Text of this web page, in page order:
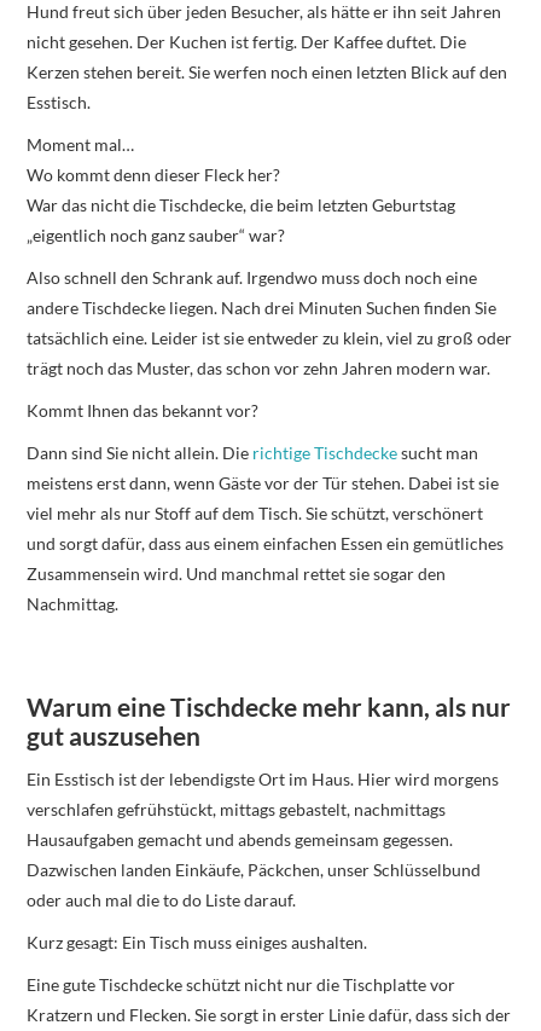
Hund freut sich über jeden Besucher, als hätte er ihn seit Jahren
nicht gesehen. Der Kuchen ist fertig. Der Kaffee duftet. Die
Kerzen stehen bereit. Sie werfen noch einen letzten Blick auf den
Esstisch.
Moment mal…
Wo kommt denn dieser Fleck her?
War das nicht die Tischdecke, die beim letzten Geburtstag
„eigentlich noch ganz sauber“ war?
Also schnell den Schrank auf. Irgendwo muss doch noch eine
andere Tischdecke liegen. Nach drei Minuten Suchen finden Sie
tatsächlich eine. Leider ist sie entweder zu klein, viel zu groß oder
trägt noch das Muster, das schon vor zehn Jahren modern war.
Kommt Ihnen das bekannt vor?
Dann sind Sie nicht allein. Die richtige Tischdeckesucht man
meistens erst dann, wenn Gäste vor der Tür stehen. Dabei ist sie
viel mehr als nur Stoff auf dem Tisch. Sie schützt, verschönert
und sorgt dafür, dass aus einem einfachen Essen ein gemütliches
Zusammensein wird. Und manchmal rettet sie sogar den
Nachmittag.
Warum eine Tischdecke mehr kann, als nur
gut auszusehen
Ein Esstisch ist der lebendigste Ort im Haus. Hier wird morgens
verschlafen gefrühstückt, mittags gebastelt, nachmittags
Hausaufgaben gemacht und abends gemeinsam gegessen.
Dazwischen landen Einkäufe, Päckchen, unser Schlüsselbund
oder auch mal die to do Liste darauf.
Kurz gesagt: Ein Tisch muss einiges aushalten.
Eine gute Tischdecke schützt nicht nur die Tischplatte vor
Kratzern und Flecken. Sie sorgt in erster Linie dafür, dass sich der